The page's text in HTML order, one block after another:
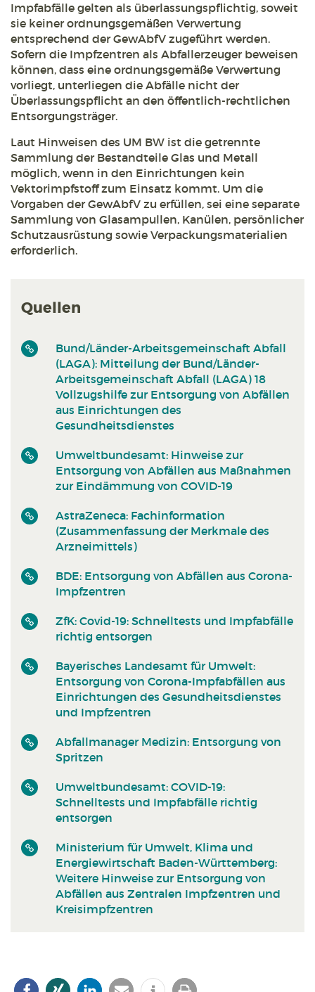
Impfabfälle gelten als überlassungspflichtig, soweit
sie keiner ordnungsgemäßen Verwertung
entsprechend der GewAbfV zugeführt werden.
Sofern die Impfzentren als Abfallerzeuger beweisen
können, dass eine ordnungsgemäße Verwertung
vorliegt, unterliegen die Abfälle nicht der
Überlassungspflicht an den öffentlich-rechtlichen
Entsorgungsträger.
Laut Hinweisen des UM BW ist die getrennte
Sammlung der Bestandteile Glas und Metall
möglich, wenn in den Einrichtungen kein
Vektorimpfstoff zum Einsatz kommt. Um die
Vorgaben der GewAbfV zu erfüllen, sei eine separate
Sammlung von Glasampullen, Kanülen, persönlicher
Schutzausrüstung sowie Verpackungsmaterialien
erforderlich.
Quellen
Bund/Länder-Arbeitsgemeinschaft Abfall
(LAGA): Mitteilung der Bund/Länder-
Arbeitsgemeinschaft Abfall (LAGA) 18
Vollzugshilfe zur Entsorgung von Abfällen
aus Einrichtungen des
Gesundheitsdienstes
Umweltbundesamt: Hinweise zur
Entsorgung von Abfällen aus Maßnahmen
zur Eindämmung von COVID-19
AstraZeneca: Fachinformation
(Zusammenfassung der Merkmale des
Arzneimittels)
BDE: Entsorgung von Abfällen aus Corona-
Impfzentren
ZfK: Covid-19: Schnelltests und Impfabfälle
richtig entsorgen
Bayerisches Landesamt für Umwelt:
Entsorgung von Corona-Impfabfällen aus
Einrichtungen des Gesundheitsdienstes
und Impfzentren
Abfallmanager Medizin: Entsorgung von
Spritzen
Umweltbundesamt: COVID-19:
Schnelltests und Impfabfälle richtig
entsorgen
Ministerium für Umwelt, Klima und
Energiewirtschaft Baden-Württemberg:
Weitere Hinweise zur Entsorgung von
Abfällen aus Zentralen Impfzentren und
Kreisimpfzentren